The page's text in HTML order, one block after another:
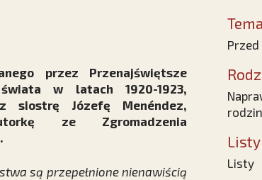
przez Przenajświętsze
w latach 1920-1923,
siostrę Józefę Menéndez,
ze Zgromadzenia
są przepełnione nienawiścią
Listy